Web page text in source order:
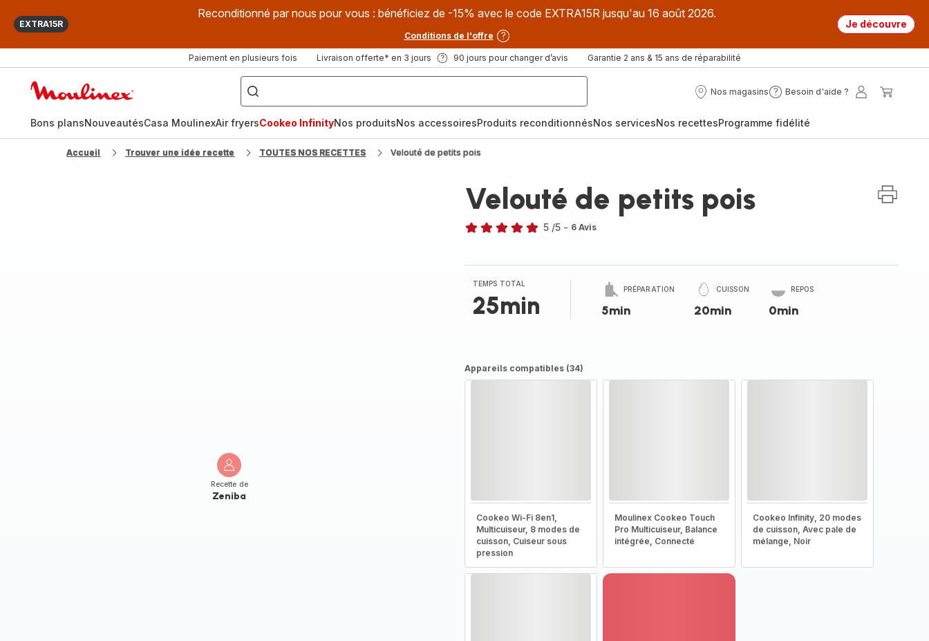
EXTRA15R
Reconditionné par nous pour vous : bénéficiez de -15% avec le code EXTRA15R jusqu'au 16 août 2026.
Conditions de l'offre
Je découvre
Paiement en plusieurs fois Livraison offerte* en 3 jours 90 jours pour changer d’avis Garantie 2 ans & 15 ans de réparabilité
["Que
recherchez-
vous
?",
fryer",
"Companion"]
Nos magasins
Nos
Besoin d'aide ?
Besoin
?
Mon
Bons plansNouveautésCasa MoulinexAir fryersCookeo InfinityNos produitsNos accessoiresProduits reconditionnésNos servicesNos recettesProgramme fidélité
Accueil Trouver une idée recette TOUTES NOS RECETTES Velouté de petits pois
Recette de
Zeniba
Velouté de petits pois
étoiles
(moyenne)
5 /5 - 6 Avis
TEMPS TOTAL
25min
PRÉPARATION
5min
CUISSON
20min
REPOS
0min
Appareils compatibles (34)
Cookeo Wi-Fi 8en1,
Multicuiseur, 8 modes de
cuisson, Cuiseur sous
pression
Moulinex Cookeo Touch
Pro Multicuiseur, Balance
intégrée, Connecté
Cookeo Infinity, 20 modes
de cuisson, Avec pale de
mélange, Noir